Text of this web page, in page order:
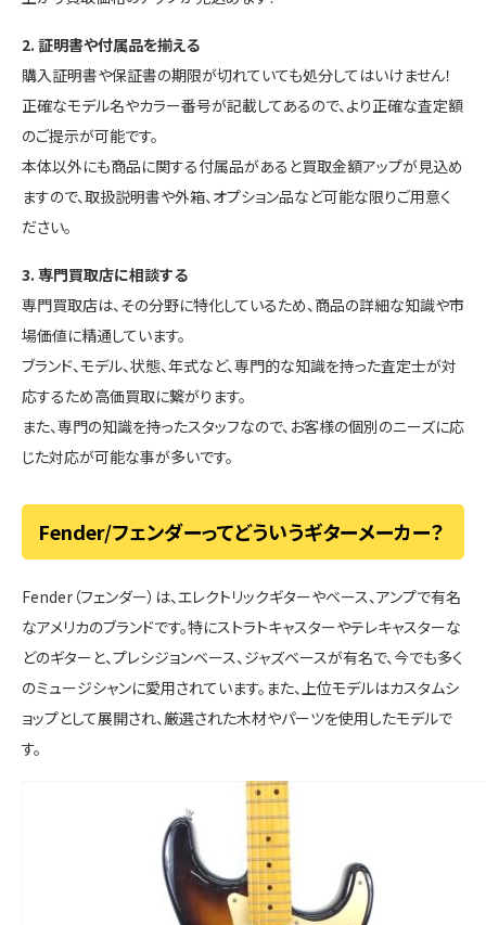
2. 証明書や付属品を揃える
購入証明書や保証書の期限が切れていても処分してはいけません！
正確なモデル名やカラー番号が記載してあるので、より正確な査定額
のご提示が可能です。
本体以外にも商品に関する付属品があると買取金額アップが見込め
ますので、取扱説明書や外箱、オプション品など可能な限りご用意く
ださい。
3. 専門買取店に相談する
専門買取店は、その分野に特化しているため、商品の詳細な知識や市
場価値に精通しています。
ブランド、モデル、状態、年式など、専門的な知識を持った査定士が対
応するため高価買取に繋がります。
また、専門の知識を持ったスタッフなので、お客様の個別のニーズに応
じた対応が可能な事が多いです。
Fender/フェンダーってどういうギターメーカー？
Fender（フェンダー）は、エレクトリックギターやベース、アンプで有名
なアメリカのブランドです。特にストラトキャスターやテレキャスターな
どのギターと、プレシジョンベース、ジャズベースが有名で、今でも多く
のミュージシャンに愛用されています。また、上位モデルはカスタムシ
ョップとして展開され、厳選された木材やパーツを使用したモデルで
す。